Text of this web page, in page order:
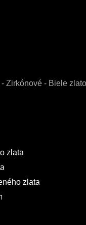
- Zirkónové - Biele zlato